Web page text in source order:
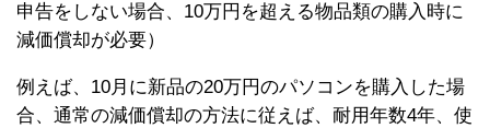
申告をしない場合、10万円を超える物品類の購入時に
減価償却が必要）
例えば、10月に新品の20万円のパソコンを購入した場
合、通常の減価償却の方法に従えば、耐用年数4年、使